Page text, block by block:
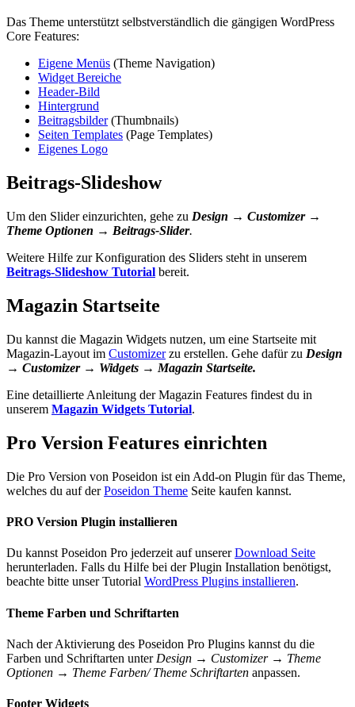
Das Theme unterstützt selbstverständlich die gängigen WordPress
Core Features:
Eigene Menüs (Theme Navigation)
Widget Bereiche
Header-Bild
Hintergrund
Beitragsbilder(Thumbnails)
Seiten Templates (Page Templates)
Eigenes Logo
Beitrags-Slideshow
Um den Slider einzurichten, gehe zu Design → Customizer →
Theme Optionen → Beitrags-Slider.
Weitere Hilfe zur Konfiguration des Sliders steht in unserem
Beitrags-Slideshow Tutorial bereit.
Magazin Startseite
Du kannst die Magazin Widgets nutzen, um eine Startseite mit
Magazin-Layout im Customizerzu erstellen. Gehe dafür zu Design
→ Customizer → Widgets → Magazin Startseite.
Eine detaillierte Anleitung der Magazin Features findest du in
unserem Magazin Widgets Tutorial.
Pro Version Features einrichten
Die Pro Version von Poseidon ist ein Add-on Plugin für das Theme,
welches du auf derPoseidon Theme Seite kaufen kannst.
PRO Version Plugin installieren
Du kannst Poseidon Pro jederzeit auf unsererDownload Seite
herunterladen. Falls du Hilfe bei der Plugin Installation benötigst,
beachte bitte unser Tutorial WordPress Plugins installieren.
Theme Farben und Schriftarten
Nach der Aktivierung des Poseidon Pro Plugins kannst du die
Farben und Schriftarten unter Design → Customizer → Theme
Optionen → Theme Farben/ Theme Schriftarten anpassen.
Footer Widgets